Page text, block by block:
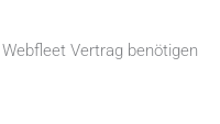
Vertrag benötigen